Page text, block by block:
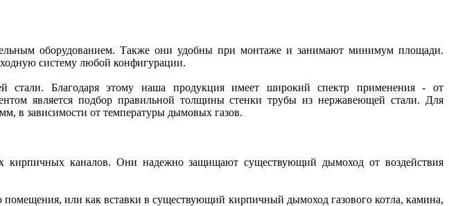
оборудованием. Также они удобны при монтаже и занимают минимум площади.
систему любой конфигурации.
Благодаря этому наша продукция имеет широкий спектр применения - от
является подбор правильной толщины стенки трубы из нержавеющей стали. Для
в зависимости от температуры дымовых газов.
кирпичных каналов. Они надежно защищают существующий дымоход от воздействия
или как вставки в существующий кирпичный дымоход газового котла, камина,